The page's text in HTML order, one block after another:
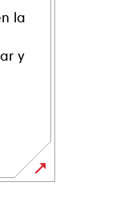
la
y